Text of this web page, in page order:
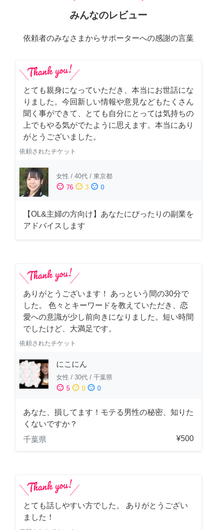
みんなのレビュー
依頼者のみなさまからサポーターへの感謝の言葉
とても親身になっていただき、本当にお世話にな
りました。今回新しい情報や意見などもたくさん
聞く事ができて、とても自分にとっては気持ちの
上でもやる気がでたように思えます。本当にあり
がとうございました。
依頼されたチケット
女性 / 40代 / 東京都
sentiment_satisfied 76 sentiment_neutral 3 sentiment_dissatisfied 0
【OL&主婦の方向け】あなたにぴったりの副業を
アドバイスします
ありがとうございます！ あっという間の30分で
した。 色々とキーワードを教えていただき、恋
愛への意識が少し前向きになりました。短い時間
でしたけど、大満足です。
依頼されたチケット
にこにん
女性 / 30代 / 千葉県
sentiment_satisfied 5 sentiment_neutral 0 sentiment_dissatisfied 0
あなた、損してます！モテる男性の秘密、知りた
くないですか？
千葉県
¥500
とても話しやすい方でした。 ありがとうござい
ました！